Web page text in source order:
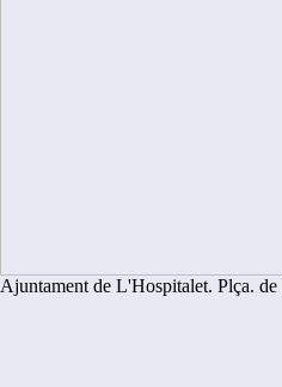
Ajuntament de L'Hospitalet. Plça.